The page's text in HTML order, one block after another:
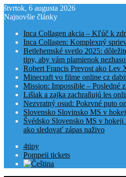
štvrtok, 6 augusta 2026
Najnovšie články
Inca Collagen akcia – Kľúč k
Inca Collagen: Komplexný
Betlehemské svetlo 2025:
tipy, aby vám plamienok
Robert Francis Prevost ako Lev
Minecraft vo filme online cz
Mission: Impossible – Posledné
Lišiak a zajka zachraňujú les
Nezvratný osud: Pokrvné puto
Slovensko Slovinsko MS v
Švédsko Slovensko MS v
ako sledovať zápas naživo
4tipy
Pompeii tickets